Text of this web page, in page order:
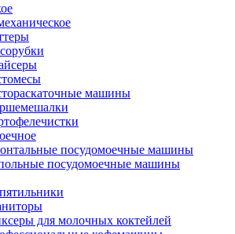
машины
посудомоечные машины
посудомоечные машины
для молочных коктейлей